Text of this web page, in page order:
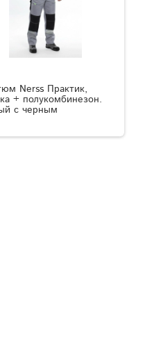
Nerss Практик,
+ полукомбинезон.
с черным